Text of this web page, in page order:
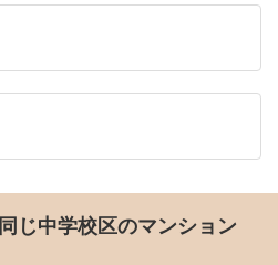
じ中学校区のマンション